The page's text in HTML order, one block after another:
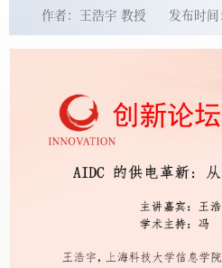
作者：王浩宇 教授 发布时间